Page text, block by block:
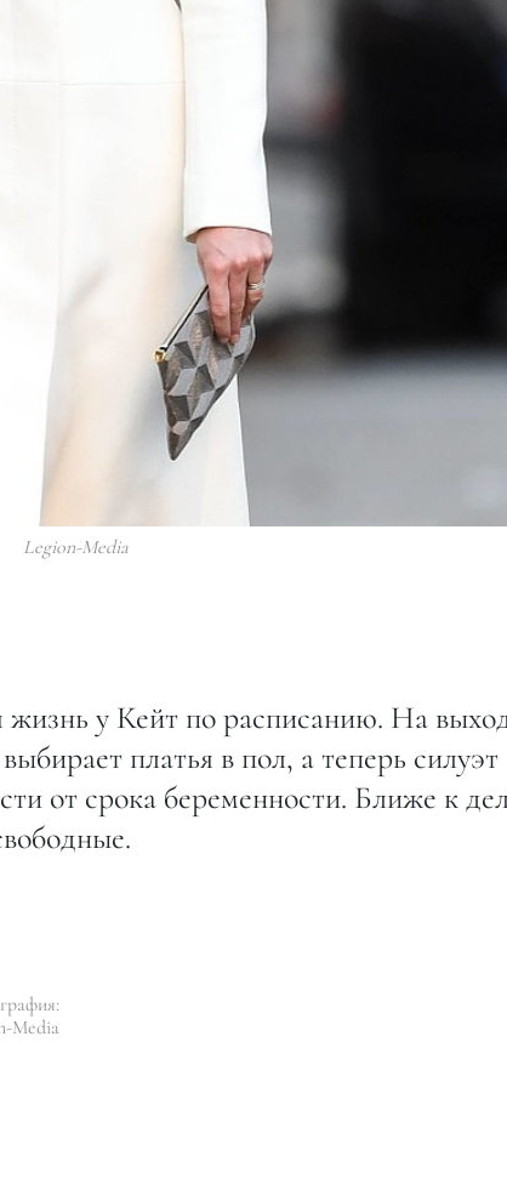
Legion-Media
у Кейт по расписанию. На
платья в пол, а теперь силуэт
от срока беременности. Ближе к
Media